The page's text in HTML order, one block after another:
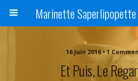
16 Juin 2016 • 1
Et Puis, Le